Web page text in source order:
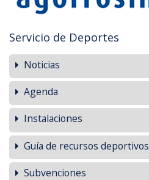
Servicio de Deportes
Noticias
Agenda
Instalaciones
Guía de recursos deportivos
Subvenciones